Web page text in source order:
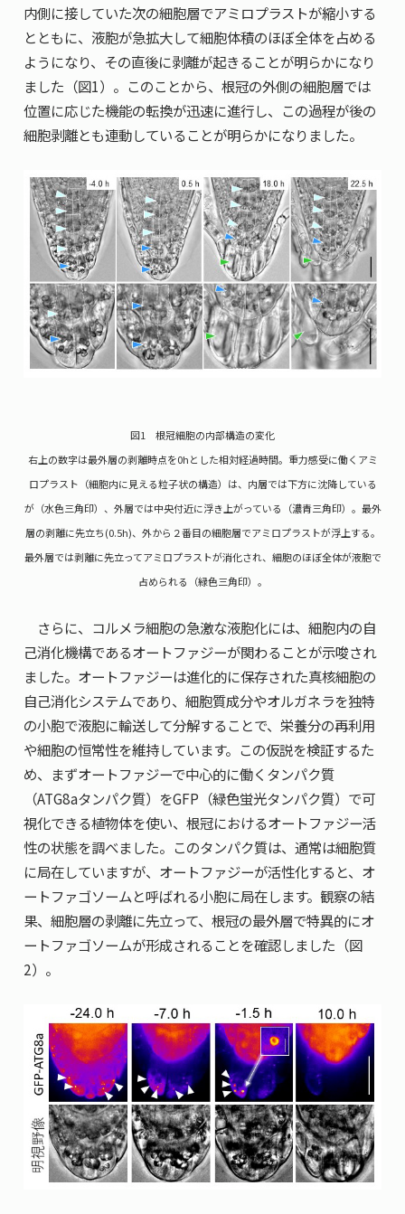
内側に接していた次の細胞層でアミロプラストが縮小する
とともに、液胞が急拡大して細胞体積のほぼ全体を占める
ようになり、その直後に剥離が起きることが明らかになり
ました（図1）。このことから、根冠の外側の細胞層では
位置に応じた機能の転換が迅速に進行し、この過程が後の
細胞剥離とも連動していることが明らかになりました。
図1 根冠細胞の内部構造の変化
右上の数字は最外層の剥離時点を0hとした相対経過時間。重力感受に働くアミ
ロプラスト（細胞内に見える粒子状の構造）は、内層では下方に沈降している
が（水色三角印）、外層では中央付近に浮き上がっている（濃青三角印）。最外
層の剥離に先立ち(0.5h)、外から２番目の細胞層でアミロプラストが浮上する。
最外層では剥離に先立ってアミロプラストが消化され、細胞のほぼ全体が液胞で
占められる（緑色三角印）。
さらに、コルメラ細胞の急激な液胞化には、細胞内の自
己消化機構であるオートファジーが関わることが示唆され
ました。オートファジーは進化的に保存された真核細胞の
自己消化システムであり、細胞質成分やオルガネラを独特
の小胞で液胞に輸送して分解することで、栄養分の再利用
や細胞の恒常性を維持しています。この仮説を検証するた
め、まずオートファジーで中心的に働くタンパク質
（ATG8aタンパク質）をGFP（緑色蛍光タンパク質）で可
視化できる植物体を使い、根冠におけるオートファジー活
性の状態を調べました。このタンパク質は、通常は細胞質
に局在していますが、オートファジーが活性化すると、オ
ートファゴソームと呼ばれる小胞に局在します。観察の結
果、細胞層の剥離に先立って、根冠の最外層で特異的にオ
ートファゴソームが形成されることを確認しました（図
2）。